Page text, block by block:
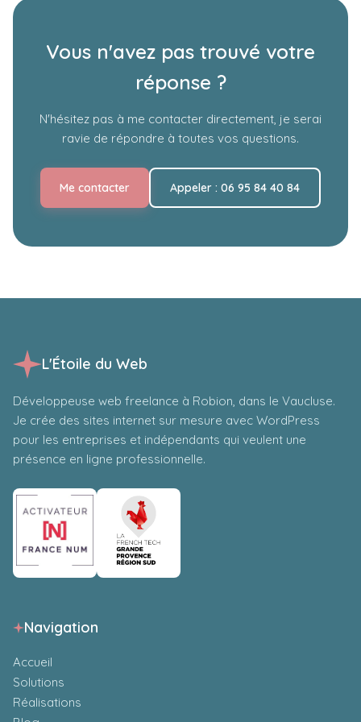
Sony Music
Le site officiel de Sony Music, leader mondial de
pour mettre en lumière ses artistes et diffuser ses
Le site dédié à la Maison Blanche, fournissant aux
Américains les dernières informations concernant
Les Restos du Coeur
Vous n'avez pas trouvé votre
réponse ?
N'hésitez pas à me contacter directement, je serai
ravie de répondre à toutes vos questions.
Me contacter Appeler : 06 95 84 40 84
L'Étoile du Web
Développeuse web freelance à Robion, dans le Vaucluse.
Je crée des sites internet sur mesure avec WordPress
pour les entreprises et indépendants qui veulent une
présence en ligne professionnelle.
Navigation
Accueil
Solutions
Réalisations